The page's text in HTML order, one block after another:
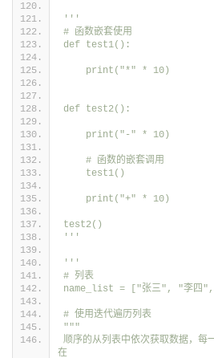
'''
# 函数嵌套使用
def test1():
    print("*" * 10)
def test2():
    print("-" * 10)
    # 函数的嵌套调用
    test1()
    print("+" * 10)
test2()
'''
'''
# 列表
name_list = ["张三", "李四
# 使用迭代遍历列表
"""
顺序的从列表中依次获取数据，每
在